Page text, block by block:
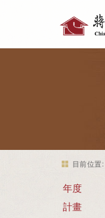
具
目前位置:
年度
計畫